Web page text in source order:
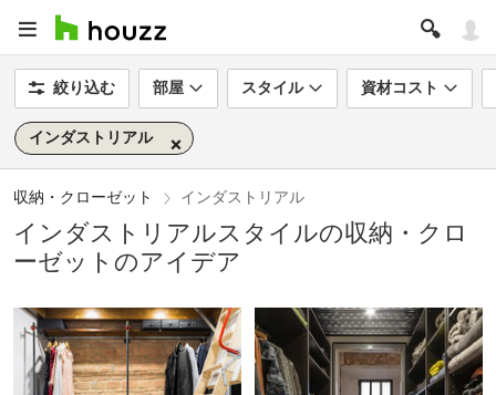
絞り込む 部屋 スタイル 資材コスト
インダストリアル
収納・クローゼット インダストリアル
インダストリアルスタイルの収納・クロ
ーゼットのアイデア